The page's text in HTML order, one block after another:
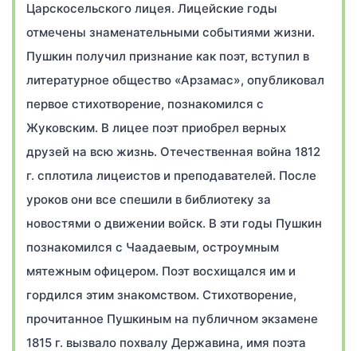
Царскосельского лицея. Лицейские годы
отмечены знаменательными событиями жизни.
Пушкин получил признание как поэт, вступил в
литературное общество «Арзамас», опубликовал
первое стихотворение, познакомился с
Жуковским. В лицее поэт приобрел верных
друзей на всю жизнь. Отечественная война 1812
г. сплотила лицеистов и преподавателей. После
уроков они все спешили в библиотеку за
новостями о движении войск. В эти годы Пушкин
познакомился с Чаадаевым, остроумным
мятежным офицером. Поэт восхищался им и
гордился этим знакомством. Стихотворение,
прочитанное Пушкиным на публичном экзамене
1815 г. вызвало похвалу Державина, имя поэта